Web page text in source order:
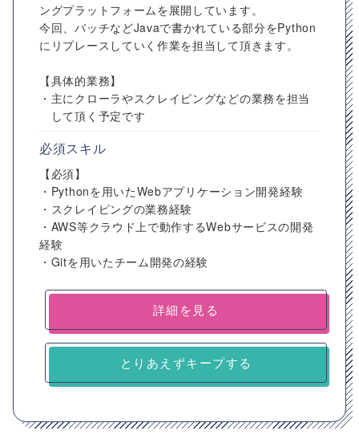
ングプラットフォームを展開しています。
今回、バッチなどJavaで書かれている部分をPython
にリプレースしていく作業を担当して頂きます。
【具体的業務】
・主にクローラやスクレイピングなどの業務を担当
して頂く予定です
必須スキル
【必須】
・Pythonを用いたWebアプリケーション開発経験
・スクレイピングの業務経験
・AWS等クラウド上で動作するWebサービスの開発
経験
・Gitを用いたチーム開発の経験
詳細を見る
とりあえずキープする